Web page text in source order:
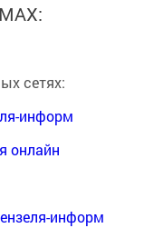
сетях:
информ
онлайн
информ